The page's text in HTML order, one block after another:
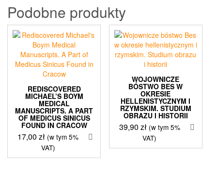
Podobne produkty
REDISCOVERED
MICHAEL’S BOYM
MEDICAL
MANUSCRIPTS. A PART
OF MEDICUS SINICUS
FOUND IN CRACOW
17,00zł (w tym 5%
VAT)
WOJOWNICZE
BÓSTWO BES W
OKRESIE
HELLENISTYCZNYM I
RZYMSKIM. STUDIUM
OBRAZU I HISTORII
39,90 zł (w tym 5%
VAT)